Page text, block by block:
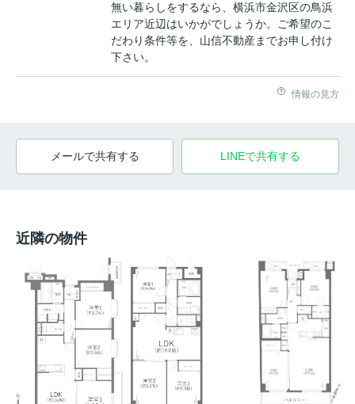
無い暮らしをするなら、横浜市金沢区の鳥浜
エリア近辺はいかがでしょうか。ご希望のこ
だわり条件等を、山信不動産までお申し付け
下さい。
情報の見方
メールで共有する LINEで共有する
近隣の物件